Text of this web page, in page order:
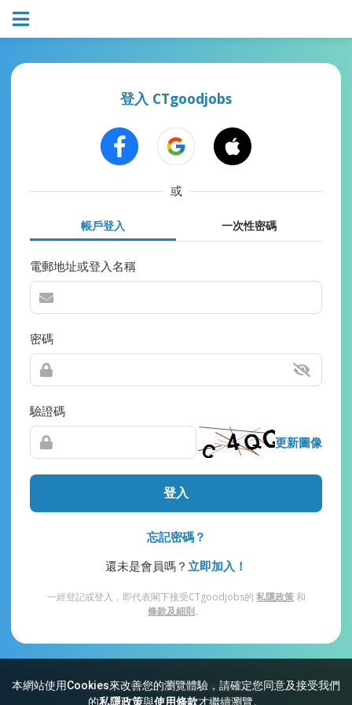
本網站使用Cookies來改善您的瀏覽體驗，請確定您同意及接受我們
的私隱政策與使用條款才繼續瀏覽。
登入 CTgoodjobs
或
帳戶登入 一次性密碼
電郵地址或登入名稱
密碼
驗證碼
更新圖像
登入
忘記密碼？
還未是會員嗎？ 立即加入！
一經登記或登入，即代表閣下接受CTgoodjobs的 私隱政策和
條款及細則。
網站索引 常見問題 私隱 條款及細則